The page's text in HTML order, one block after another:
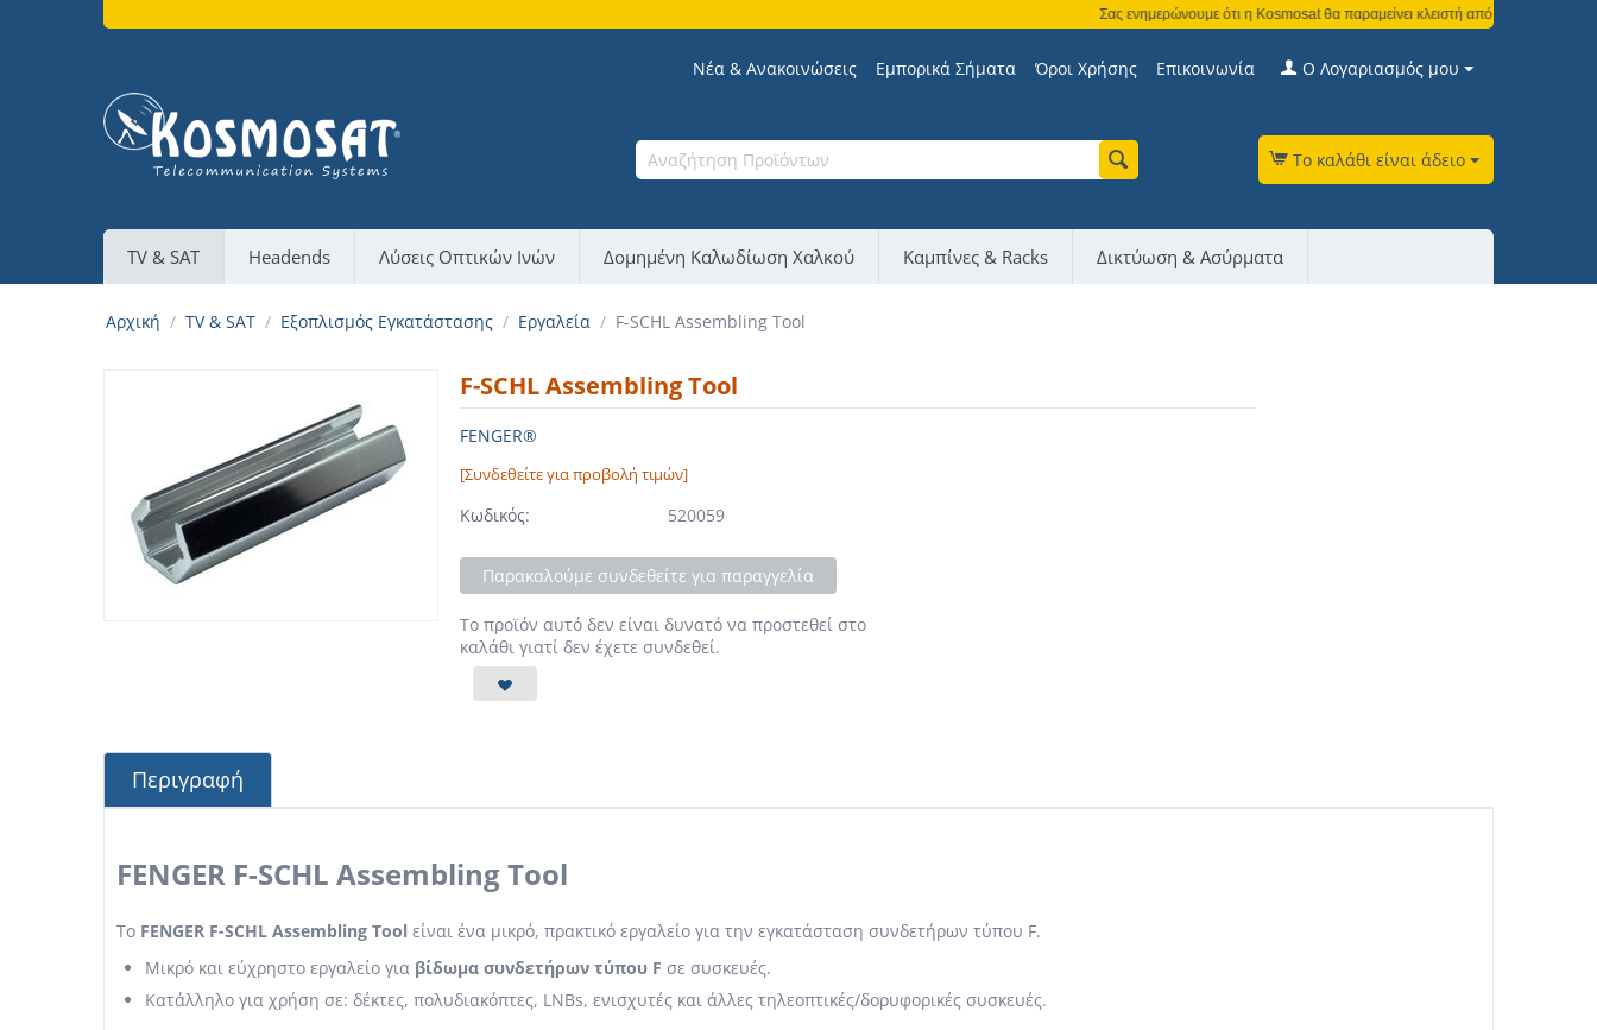
Σας ενημερώνουμε ότι η Kosmosat θα παραμείνει κλειστή από τη Δευτέρα 3
Ο Λογαριασμός μου
Νέα & Ανακοινώσεις Εμπορικά Σήματα Όροι Χρήσης Επικοινωνία
Το καλάθι είναι άδειο
TV & SAT Headends Λύσεις Οπτικών Ινών Δομημένη Καλωδίωση Χαλκού Καμπίνες & Racks Δικτύωση & Ασύρματα
Αρχική / TV & SAT / Εξοπλισμός Εγκατάστασης / Εργαλεία / F-SCHL Assembling Tool
F-SCHL Assembling Tool
FENGER®
[Συνδεθείτε για προβολή τιμών]
Κωδικός: 520059
Παρακαλούμε συνδεθείτε για παραγγελία
Το προϊόν αυτό δεν είναι δυνατό να προστεθεί στο
καλάθι γιατί δεν έχετε συνδεθεί.
Περιγραφή
FENGER F-SCHL Assembling Tool
Το FENGER F-SCHL Assembling Tool είναι ένα μικρό, πρακτικό εργαλείο για την εγκατάσταση συνδετήρων τύπου F.
Μικρό και εύχρηστο εργαλείο για βίδωμα συνδετήρων τύπου F σε συσκευές.
Κατάλληλο για χρήση σε: δέκτες, πολυδιακόπτες, LNBs, ενισχυτές και άλλες τηλεοπτικές/δορυφορικές συσκευές.